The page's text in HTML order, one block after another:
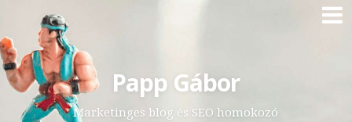
Skip
to
content
Papp Gábor
Marketinges blog és SEO homokozó